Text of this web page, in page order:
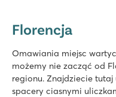
Florencja
Omawiania miejsc
możemy nie zacząć od
regionu. Znajdziecie tutaj
spacery ciasnymi